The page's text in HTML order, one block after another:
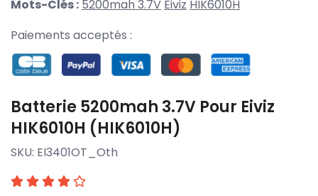
Mots-Clés : 5200mah 3.7V Eiviz HIK6010H
Paiements acceptés :
Batterie 5200mah 3.7V Pour Eiviz
HIK6010H (HIK6010H)
SKU: EI3401OT_Oth